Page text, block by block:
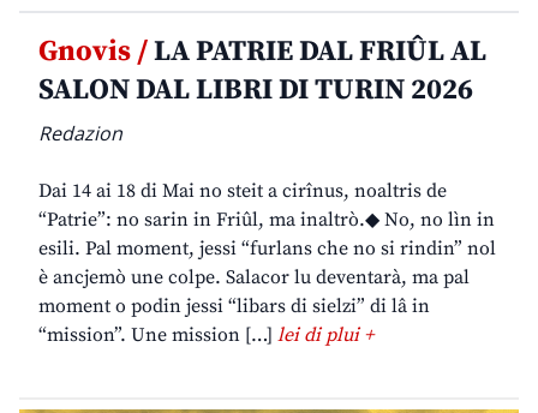
Gnovis /LA PATRIE DAL FRIÛL AL
SALON DAL LIBRI DI TURIN 2026
Redazion
Dai 14 ai 18 di Mai no steit a cirînus, noaltris de
“Patrie”: no sarin in Friûl, ma inaltrò.◆ No, no lìn in
esili. Pal moment, jessi “furlans che no si rindin” nol
è ancjemò une colpe. Salacor lu deventarà, ma pal
moment o podin jessi “libars di sielzi” di lâ in
“mission”. Une mission […] lei di plui +